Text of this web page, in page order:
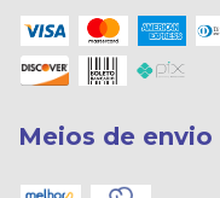
Meios de envio